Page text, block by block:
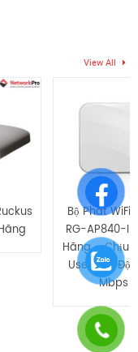
Ruckus R510
View All
Bộ Phát WiFi
RG-AP840-I
Hãng – Chịu
User, Tốc Độ
Mbps